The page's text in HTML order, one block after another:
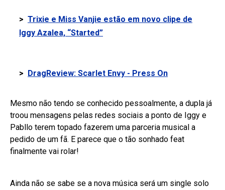
> Trixie e Miss Vanjie estão em novo clipe de
Iggy Azalea, “Started”
> DragReview: Scarlet Envy - Press On
Mesmo não tendo se conhecido pessoalmente, a dupla já
troou mensagens pelas redes sociais a ponto de Iggy e
Pabllo terem topado fazerem uma parceria musical a
pedido de um fã. E parece que o tão sonhado feat
finalmente vai rolar!
Ainda não se sabe se a nova música será um single solo